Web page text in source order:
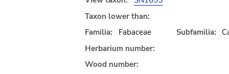
Taxon lower than:
Familia:
Fabaceae Subfamilia:
Herbarium number:
Wood number: